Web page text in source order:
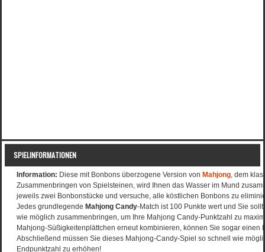
SPIELINFORMATIONEN
Information: Diese mit Bonbons überzogene Version von Mahjong, dem
Zusammenbringen von Spielsteinen, wird Ihnen das Wasser im Mund
jeweils zwei Bonbonstücke und versuche, alle köstlichen Bonbons zu
Jedes grundlegende Mahjong Candy-Match ist 100 Punkte wert und Sie
wie möglich zusammenbringen, um Ihre Mahjong Candy-Punktzahl zu
Mahjong-Süßigkeitenplättchen erneut kombinieren, können Sie sogar einen
Abschließend müssen Sie dieses Mahjong-Candy-Spiel so schnell wie
Endpunktzahl zu erhöhen!